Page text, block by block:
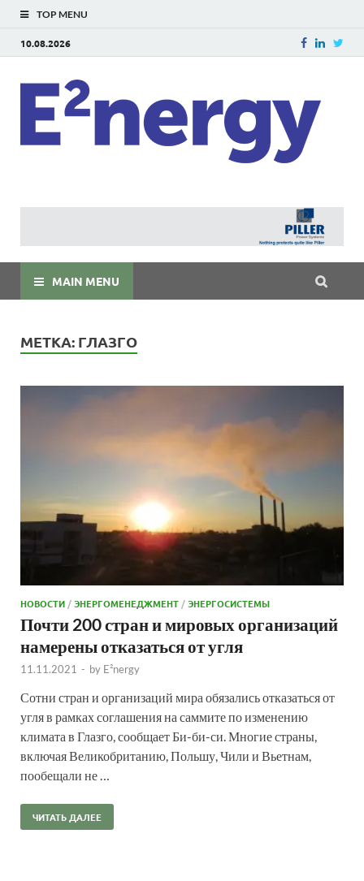
TOP MENU
10.08.2026
MAIN MENU
МЕТКА: ГЛАЗГО
НОВОСТИ /ЭНЕРГОМЕНЕДЖМЕНТ /ЭНЕРГОСИСТЕМЫ
Почти 200 стран и мировых организаций
намерены отказаться от угля
11.11.2021 - by E²nergy
Сотни стран и организаций мира обязались отказаться от
угля в рамках соглашения на саммите по изменению
климата в Глазго, сообщает Би-би-си. Многие страны,
включая Великобританию, Польшу, Чили и Вьетнам,
пообещали не …
ЧИТАТЬ ДАЛЕЕ